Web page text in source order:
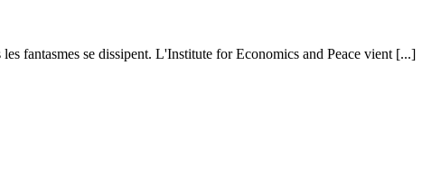
fantasmes se dissipent. L'Institute for Economics and Peace vient [...]